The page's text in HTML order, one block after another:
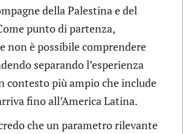
della Palestina e del
punto di partenza,
non è possibile comprendere
separando l’esperienza
contesto più ampio che include
fino all’America Latina.
che un parametro rilevante